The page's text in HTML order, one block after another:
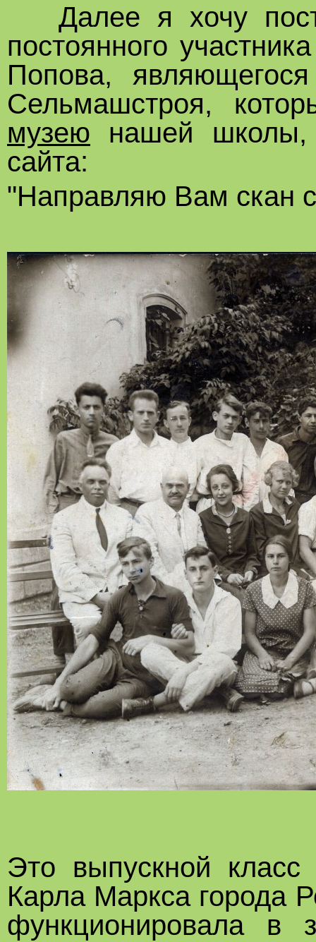
Далее я хочу
постоянного
Попова,
Сельмашстроя,
музею нашей школы,
сайта:
"Направляю Вам скан
Это выпускной
Карла Маркса города
функционировала в